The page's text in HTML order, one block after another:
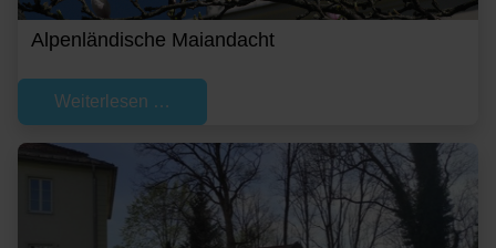
Alpenländische Maiandacht
Weiterlesen …